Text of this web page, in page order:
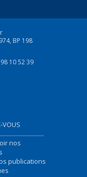
BP 198
10 52 39
VOUS
nos
publications